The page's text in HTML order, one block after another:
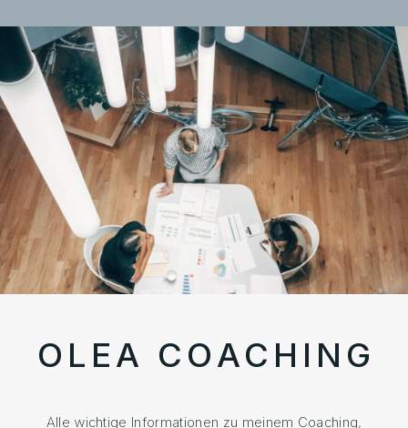
OLEA COACHING
Alle wichtige Informationen zu meinem Coaching,